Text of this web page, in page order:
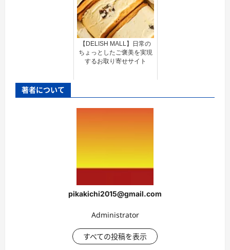
【DELISH MALL】日常の
ちょっとしたご褒美を実現
するお取り寄せサイト
著者について
pikakichi2015@gmail.com
Administrator
すべての投稿を表示